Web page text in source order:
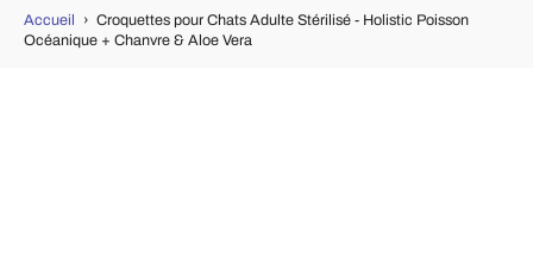
Accueil › Croquettes pour Chats Adulte Stérilisé - Holistic Poisson
Océanique + Chanvre & Aloe Vera